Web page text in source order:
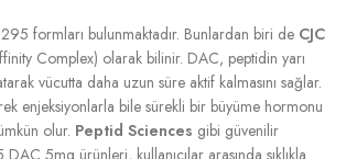
formları bulunmaktadır. Bunlardan biri de CJC
Complex) olarak bilinir. DAC, peptidin yarı
vücutta daha uzun süre aktif kalmasını sağlar.
enjeksiyonlarla bile sürekli bir büyüme hormonu
olur. Peptid Sciences gibi güvenilir
5mg ürünleri, kullanıcılar arasında sıklıkla